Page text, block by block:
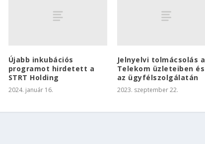
Újabb inkubációs
programot hirdetett a
STRT Holding
2024. január 16.
Jelnyelvi tolmácsolás a
Telekom üzleteiben és
az ügyfélszolgálatán
2023. szeptember 22.